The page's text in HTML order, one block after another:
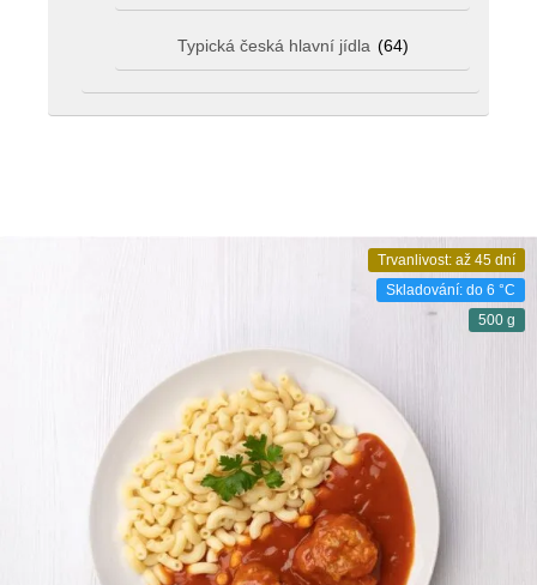
Trvanlivost: až 45 dní
Skladování: do 6 °C
500 g
Typická česká hlavní jídla (64)